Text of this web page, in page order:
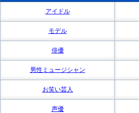
アイドル
モデル
俳優
男性ミュージシャン
お笑い芸人
声優